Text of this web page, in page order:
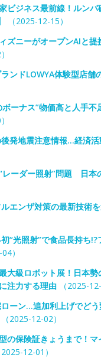
ビジネス最前線！ルン
（2025-12-15）
ニーがオープンAIと提
ンドLOWYA体験型店舗
ーナス”物価高と人手不
発地震注意情報…経済活
ーダー照射”問題 日本
エンザ対策の最新技術を
“光照射”で食品長持ち!?
）
大級ロボット展！日本
注力する理由（2025-12-
ーン…追加利上げでどう
（2025-12-02）
の保険証きょうまで！
2025-12-01）